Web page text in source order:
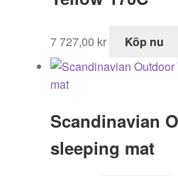
7 727,00 kr Köp nu
Scandinavian
sleeping mat